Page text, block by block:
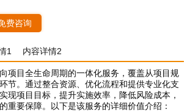
费咨询
1 内容详情2
项目全生命周期的一体化服务，覆盖从项目规
节。通过整合资源、优化流程和提供专业化支
现项目目标，提升实施效率，降低风险成本，
重要保障。以下是该服务的详细价值介绍：